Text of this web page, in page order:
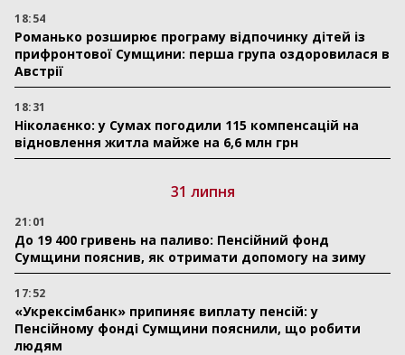
18:54
Романько розширює програму відпочинку дітей із
прифронтової Сумщини: перша група оздоровилася в
Австрії
18:31
Ніколаєнко: у Сумах погодили 115 компенсацій на
відновлення житла майже на 6,6 млн грн
31 липня
21:01
До 19 400 гривень на паливо: Пенсійний фонд
Сумщини пояснив, як отримати допомогу на зиму
17:52
«Укрексімбанк» припиняє виплату пенсій: у
Пенсійному фонді Сумщини пояснили, що робити
людям